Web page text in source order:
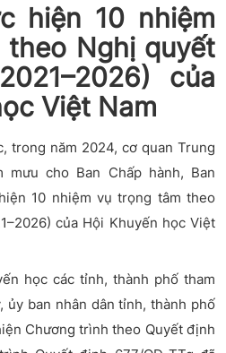
hiện 10 nhiệm
Nghị quyết
của
Việt Nam
trong năm 2024, cơ quan Trung
cho Ban Chấp hành, Ban
10 nhiệm vụ trọng tâm theo
của Hội Khuyến học Việt
học các tỉnh, thành phố tham
ủy ban nhân dân tỉnh, thành phố
Chương trình theo Quyết định